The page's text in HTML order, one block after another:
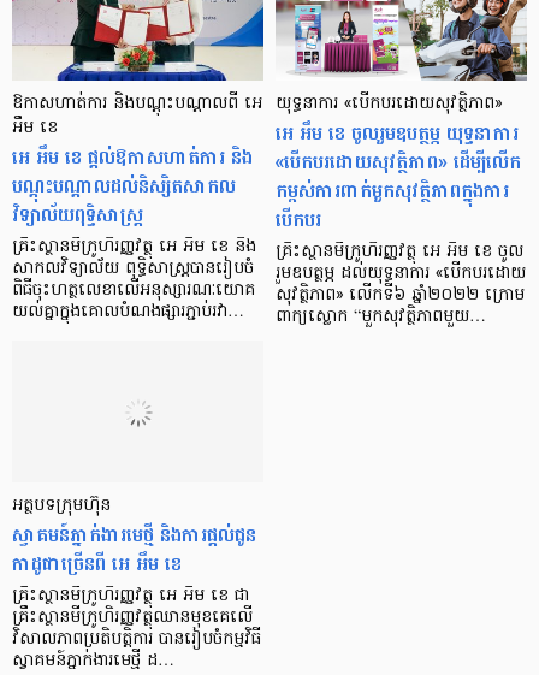
ឱកាសហាត់ការ និងបណ្ដុះបណ្ដាលពី អេ
អឹម ខេ
អេ អឹម ខេ ផ្ដល់ឱកាសហាត់ការ និង
បណ្ដុះបណ្ដាលដល់និស្សិតសាកល
វិទ្យាល័យពុទ្ធិសាស្រ្ដ
គ្រឹះស្ថានមីក្រូហិរញ្ញវត្ថុ អេ អឹម ខេ និង
សាកលវិទ្យាល័យ ពុទ្ធិសាស្រ្ដបានរៀបចំ
ពិធីចុះហត្ថលេខាលើអនុស្សារណៈយោគ
យល់គ្នាក្នុងគោលបំណងផ្សារភ្ជាប់រវា…
យុទ្ធនាការ «បើកបរដោយសុវត្ថិភាព»
អេ អឹម ខេ ចូលរួមឧបត្ថម្ភ យុទ្ធនាការ
«បើកបរដោយសុវត្ថិភាព» ដើម្បីលើក
កម្ពស់ការពាក់មួកសុវត្ថិភាពក្នុងការ
បើកបរ
គ្រឹះស្ថានមីក្រូហិរញ្ញវត្ថុ អេ អឹម ខេ ចូល
រួមឧបត្ថម្ភ ដល់យុទ្ធនាការ «បើកបរដោយ
សុវត្ថិភាព» លើកទី៦ ឆ្នាំ២០២២ ក្រោម
ពាក្យស្លោក “មួកសុវត្ថិភាពមួយ…
អត្ថបទក្រុមហ៊ុន
ស្វាគមន៍ភ្នាក់ងារមេថ្មី និងការផ្ដល់ជូន
កាដូជាច្រើនពី អេ អឹម ខេ
គ្រឹះស្ថានមីក្រូហិរញ្ញវត្ថុ អេ អឹម ខេ ជា
គ្រឹះស្ថានមីក្រូហិរញ្ញវត្ថុឈានមុខគេលើ
វិសាលភាពប្រតិបត្តិការ បានរៀបចំកម្មវិធី
ស្វាគមន៍ភ្នាក់ងារមេថ្មី ដ…